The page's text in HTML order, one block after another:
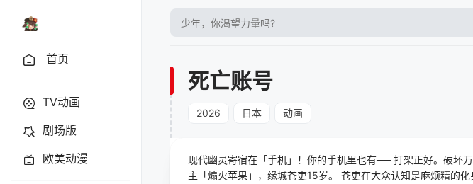
首页
TV动画
剧场版
欧美动漫
死亡账号
2026 日本 动画
现代幽灵寄宿在「手机」！你的手机里也有── 打架正好。破坏
主「煽火苹果」，缘城苍吏15岁。 苍吏在大众认知是麻烦精的